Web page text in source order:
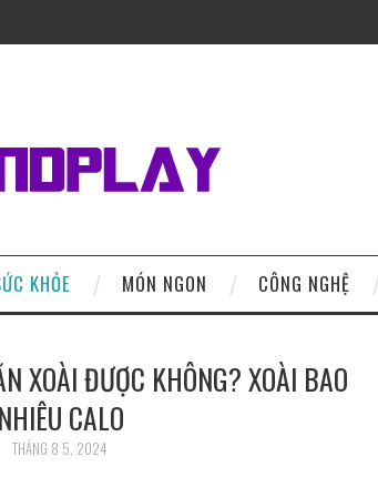
KHỎE MÓN NGON CÔNG NGHỆ
XOÀI ĐƯỢC KHÔNG? XOÀI BAO
CALO
THÁNG 8 5, 2024